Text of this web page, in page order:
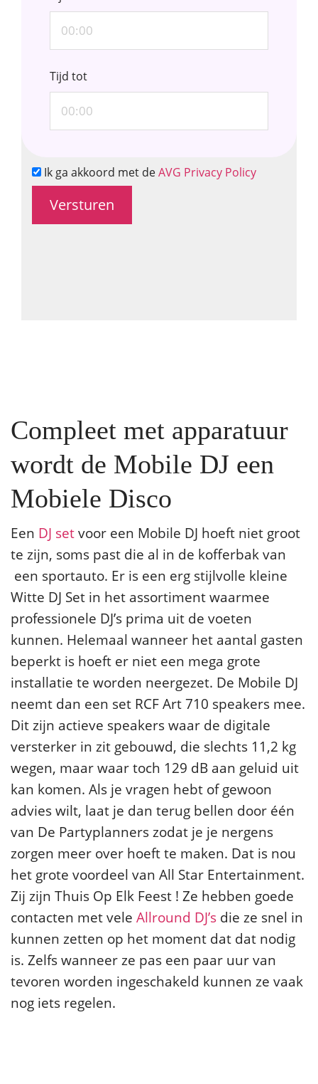
Tijd tot
Ik ga akkoord met deAVG Privacy Policy
Compleet met apparatuur
wordt de Mobile DJ een
Mobiele Disco
Een DJ set voor een Mobile DJ hoeft niet groot
te zijn, soms past die al in de kofferbak van
een sportauto. Er is een erg stijlvolle kleine
Witte DJ Set in het assortiment waarmee
professionele DJ’s prima uit de voeten
kunnen. Helemaal wanneer het aantal gasten
beperkt is hoeft er niet een mega grote
installatie te worden neergezet. De Mobile DJ
neemt dan een set RCF Art 710 speakers mee.
Dit zijn actieve speakers waar de digitale
versterker in zit gebouwd, die slechts 11,2 kg
wegen, maar waar toch 129 dB aan geluid uit
kan komen. Als je vragen hebt of gewoon
advies wilt, laat je dan terug bellen door één
van De Partyplanners zodat je je nergens
zorgen meer over hoeft te maken. Dat is nou
het grote voordeel van All Star Entertainment.
Zij zijn Thuis Op Elk Feest ! Ze hebben goede
contacten met vele Allround DJ’s die ze snel in
kunnen zetten op het moment dat dat nodig
is. Zelfs wanneer ze pas een paar uur van
tevoren worden ingeschakeld kunnen ze vaak
nog iets regelen.